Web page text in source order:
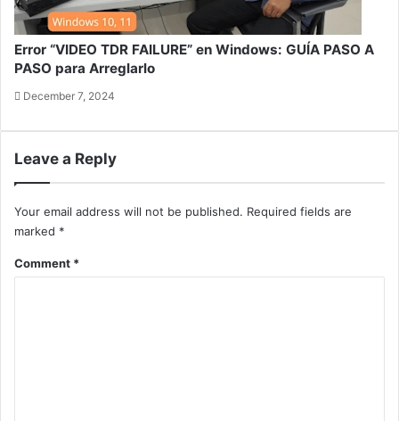
Error “VIDEO TDR FAILURE” en Windows: GUÍA PASO A
PASO para Arreglarlo
December 7, 2024
Leave a Reply
Your email address will not be published. Required fields are
marked *
Comment *